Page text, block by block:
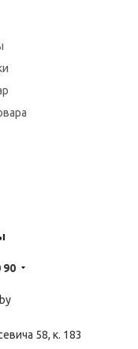
90
58, к. 183